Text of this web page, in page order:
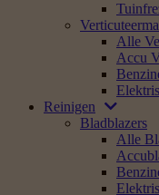
Alle
Accu
Reinigen
Bladblazers
Alle